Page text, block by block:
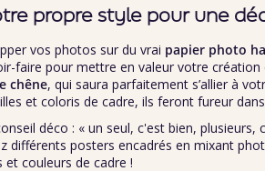
propre style pour une
vos photos sur du vrai papier photo
faire pour mettre en valeur votre création
chêne, qui saura parfaitement s’allier à
et coloris de cadre, ils feront fureur
déco : « un seul, c'est bien, plusieurs,
différents posters encadrés en mixant
couleurs de cadre !